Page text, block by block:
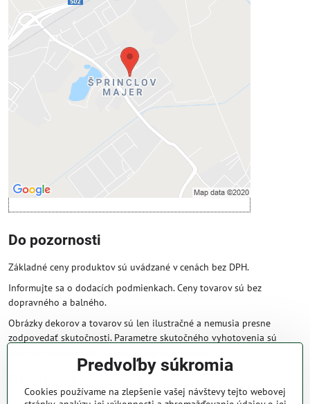
Externý obsah je blokovaný
Prajete si načítať externý obsah?
Povoliť tentokrát
Povoliť a zapamätať - súhlas s druhom
cookie: Funkčné
Otvoriť obsah v novom okne
Do pozornosti
Základné ceny produktov sú uvádzané v cenách bez DPH.
Informujte sa o dodacích podmienkach. Ceny tovarov sú bez
dopravného a balného.
Obrázky dekorov a tovarov sú len ilustračné a nemusia presne
zodpovedať skutočnosti. Parametre skutočného vyhotovenia sú
Obchodné podmienky
Predvoľby súkromia
Cookies používame na zlepšenie vašej návštevy tejto webovej